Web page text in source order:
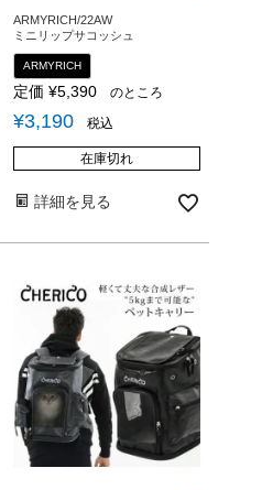
ARMYRICH/22AW
ミニリップサコッシュ
ARMYRICH
定価 ¥5,390 のところ
¥3,190 税込
在庫切れ
詳細を見る